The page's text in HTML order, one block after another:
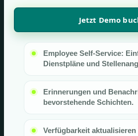
Jetzt Demo
Employee Self-Service:
Dienstpläne und
Erinnerungen und
bevorstehende Schichten.
Verfügbarkeit